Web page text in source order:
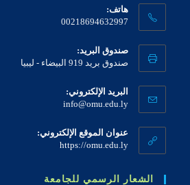
هاتف:
00218694632997
صندوق البريد:
صندوق بريد 919 البيضاء - ليبيا
البريد الإلكتروني:
info@omu.edu.ly
Opens
your
application
عنوان الموقع الإلكتروني:
https://omu.edu.ly
الشعار الرسمي للجامعة